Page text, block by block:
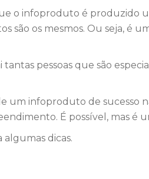
o infoproduto é produzido
são os mesmos. Ou seja, é
pessoas que são
um infoproduto de sucesso
É possível, mas é
algumas dicas.